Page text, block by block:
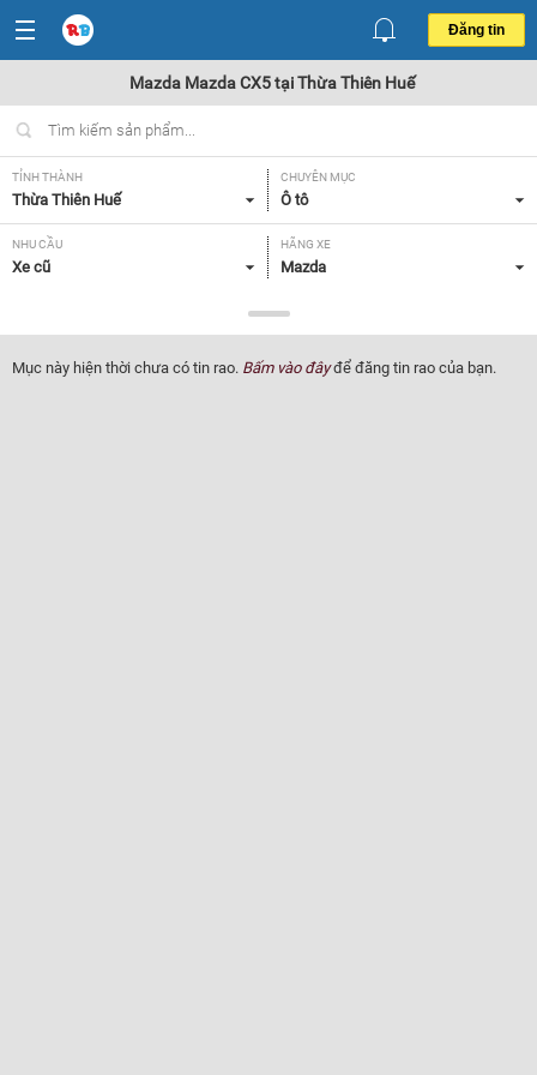
Đăng tin
Mazda Mazda CX5 tại Thừa Thiên Huế
TỈNH THÀNH
Thừa Thiên Huế
CHUYÊN MỤC
Ô tô
NHU CẦU
Xe cũ
HÃNG XE
Mazda
Mazda CX5
NĂM SẢN XUẤT
Tất cả
GIÁ XE XUẤT XỨ
Mục này hiện thời chưa có tin rao. Bấm vào đâyđể đăng tin rao của bạn.